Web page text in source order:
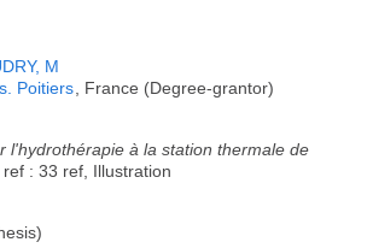
M
Poitiers , France (Degree-grantor)
l'hydrothérapie à la station thermale de
ref : 33 ref, Illustration